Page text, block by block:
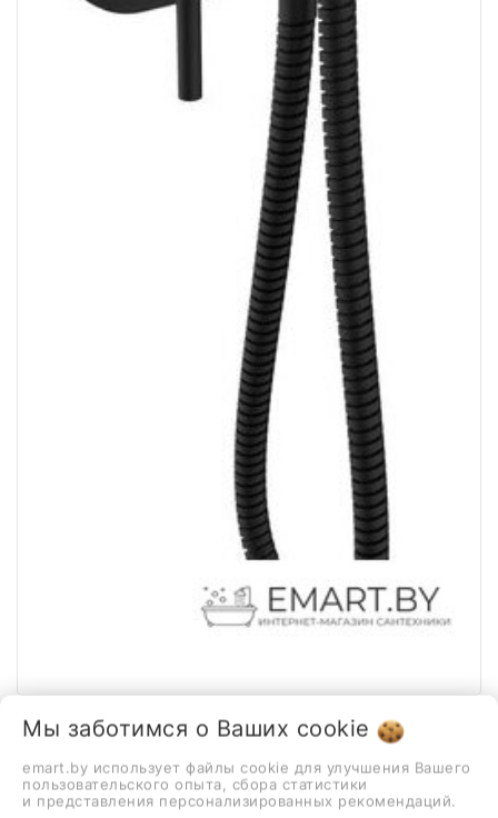
Мы заботимся о Ваших cookie
emart.by использует файлы cookie для улучшения Вашего
пользовательского опыта, сбора статистики
и представления персонализированных рекомендаций.